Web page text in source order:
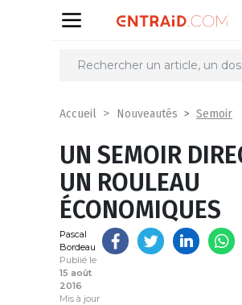
Partager
Accueil Nouveautés Semoir
UN SEMOIR
UN ROULEAU
ÉCONOMIQUES
Pascal
Bordeau
Publié le
15 août
2016
Mis à jour